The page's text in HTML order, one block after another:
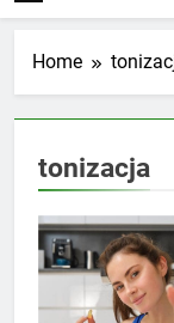
Home
tonizacja